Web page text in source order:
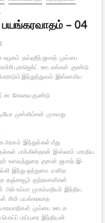
– 04
கழகம் தவ்ஹீத் ஜமாத் மும்பை
புராஜெக்ட் ஊடகங்கள் குண்டு
இந்துத்துவம் இஸ்லாமிய
கோவை குண்டு
முஸ்லிம்கள் முகமது
அரசும் இந்துக்கள் மீது
பாக்கிஸ்தான் இஸ்லாம் பாரதிய
உளவுத்துறை குரான் ஜமாத்-இ-
இந்து ஒற்றுமை மனித
தஞ்சாவூர் குற்றவாளிகள்
அல் உம்மா முகம்மதியர் இந்திய
சிமி பயங்கரவாத
மும்பை ஊடக
பரப்புரை இந்தியன்